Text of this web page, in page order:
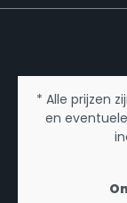
* Alle prijzen
en